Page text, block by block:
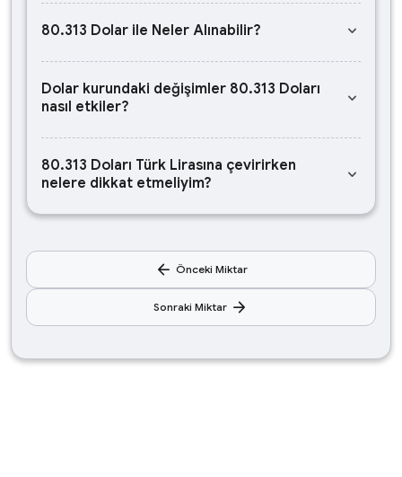
80.313 Dolar ile Neler Alınabilir? keyboard_arrow_down
Dolar kurundaki değişimler 80.313 Doları
nasıl etkiler?
keyboard_arrow_down
80.313 Doları Türk Lirasına çevirirken
nelere dikkat etmeliyim?
keyboard_arrow_down
arrow_back Önceki Miktar
Sonraki Miktar arrow_forward